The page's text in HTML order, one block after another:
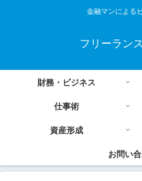
金融マンによる
フリーラン
財務・ビジネス
仕事術
資産形成
お問い